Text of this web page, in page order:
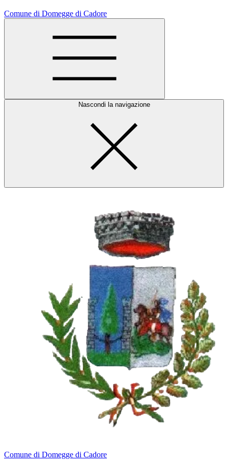
Comune di Domegge di Cadore
Nascondi la navigazione
Comune di Domegge di Cadore